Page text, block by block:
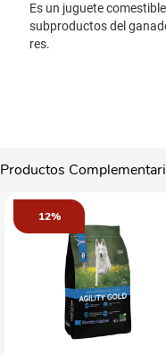
Es un juguete
subproductos del
res.
Productos
12%